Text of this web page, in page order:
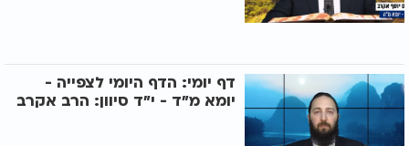
דף יומי: הדף היומי לצפייה -
יומא מ"ד - י"ד סיוון: הרב אקרב